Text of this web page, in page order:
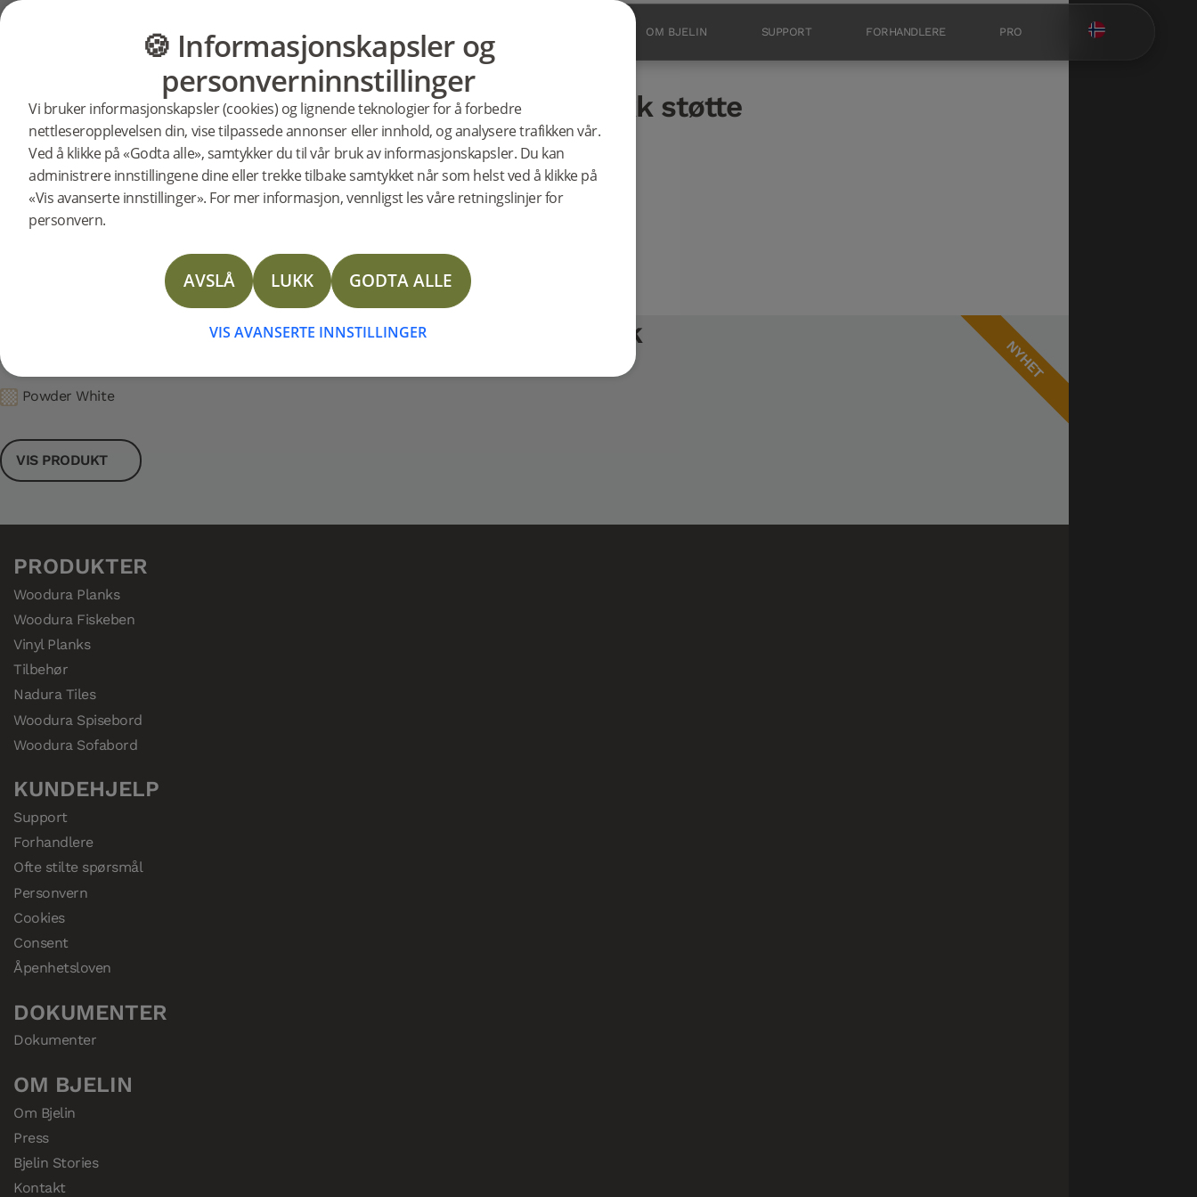
GULV MØBLER PRODUKTER OM BJELIN SUPPORT FORHANDLERE PRO
🍪 Informasjonskapsler og
personverninnstillinger
Vi bruker informasjonskapsler (cookies) og lignende teknologier for å forbedre
nettleseropplevelsen din, vise tilpassede annonser eller innhold, og analysere trafikken vår.
Ved å klikke på «Godta alle», samtykker du til vår bruk av informasjonskapsler. Du kan
administrere innstillingene dine eller trekke tilbake samtykket når som helst ved å klikke på
«Vis avanserte innstillinger». For mer informasjon, vennligst les våre retningslinjer for
personvern.
AVSLÅ LUKK GODTA ALLE
VIS AVANSERTE INNSTILLINGER
Søkestøtte etter spesifikke produkter
T-list Powder White eik 2400 mm Børstet lakk NYHET
T-list Powder White eik 2400 mm Børstet lakk støtte
Technical Data Sheet T-mould
Technical Data Sheet Reducer
Technical Data Sheet Moulding Solid oak
Technical Data Sheet Reducer Veneer
NYHET
T-list Powder White eik 2400 mm Børstet lakk
Artikkelnummer: 20676
Powder White
VIS PRODUKT
PRODUKTER
Woodura Planks
Woodura Fiskeben
Vinyl Planks
Tilbehør
Nadura Tiles
Woodura Spisebord
Woodura Sofabord
KUNDEHJELP
Support
Forhandlere
Ofte stilte spørsmål
Personvern
Cookies
Consent
Åpenhetsloven
DOKUMENTER
Dokumenter
OM BJELIN
Om Bjelin
Press
Bjelin Stories
Kontakt